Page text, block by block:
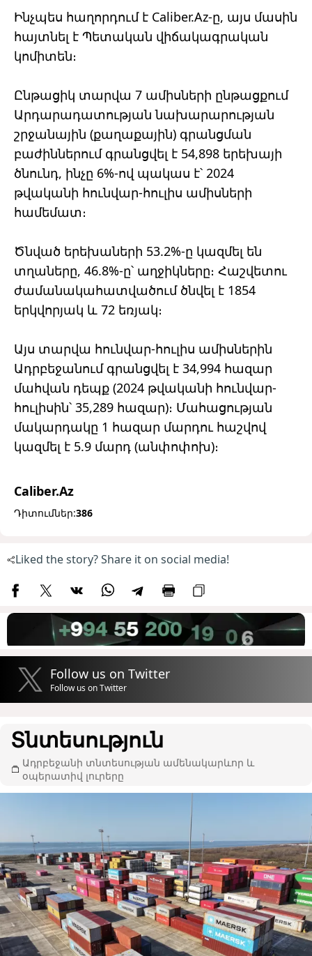
Ինչպես հաղորդում է Caliber.Az-ը, այս մասին
հայտնել է Պետական ​​վիճակագրական
կոմիտեն։
Ընթացիկ տարվա 7 ամիսների ընթացքում
Արդարադատության նախարարության
շրջանային (քաղաքային) գրանցման
բաժիններում գրանցվել է 54,898 երեխայի
ծնունդ, ինչը 6%-ով պակաս է՝ 2024
թվականի հունվար-հուլիս ամիսների
համեմատ։
Ծնված երեխաների 53.2%-ը կազմել են
տղաները, 46.8%-ը՝ աղջիկները։ Հաշվետու
ժամանակահատվածում ծնվել է 1854
երկվորյակ և 72 եռյակ։
Այս տարվա հունվար-հուլիս ամիսներին
Ադրբեջանում գրանցվել է 34,994 հազար
մահվան դեպք (2024 թվականի հունվար-
հուլիսին՝ 35,289 հազար)։ Մահացության
մակարդակը 1 հազար մարդու հաշվով
կազմել է 5.9 մարդ (անփոփոխ)։
Caliber.Az
Դիտումներ:386
Liked the story? Share it on social media!
Follow us on Twitter
Follow us on Twitter
Տնտեսություն
Ադրբեջանի տնտեսության ամենակարևոր և
օպերատիվ լուրերը